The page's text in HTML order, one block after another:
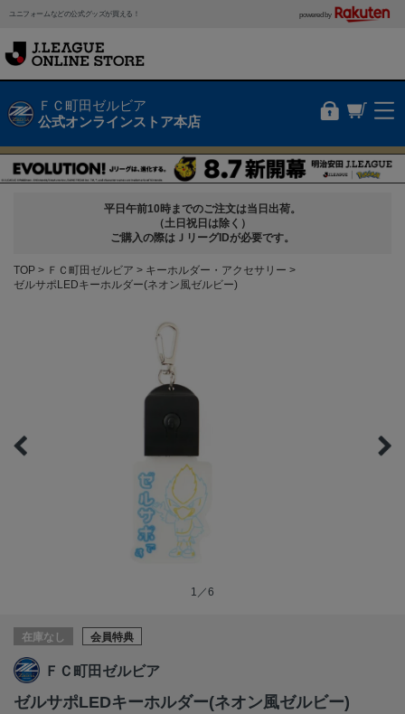
ユニフォームなどの公式グッズが買える！ powered by
ＦＣ町田ゼルビア
公式オンラインストア本店
平日午前10時までのご注文は当日出荷。
（土日祝日は除く）
ご購入の際はＪリーグIDが必要です。
TOP ＦＣ町田ゼルビア
キーホルダー・アクセサリー
ゼルサポLEDキーホルダー(ネオン風ゼルビー)
1／6
在庫なし 会員特典
ＦＣ町田ゼルビア
ゼルサポLEDキーホルダー(ネオン風ゼルビー)